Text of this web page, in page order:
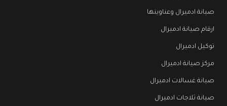
صيانة ادميرال وعناوينها
ارقام صيانة ادميرال
توكيل ادميرال
مركز صيانة ادميرال
صيانة غسالات ادميرال
صيانة ثلاجات ادميرال